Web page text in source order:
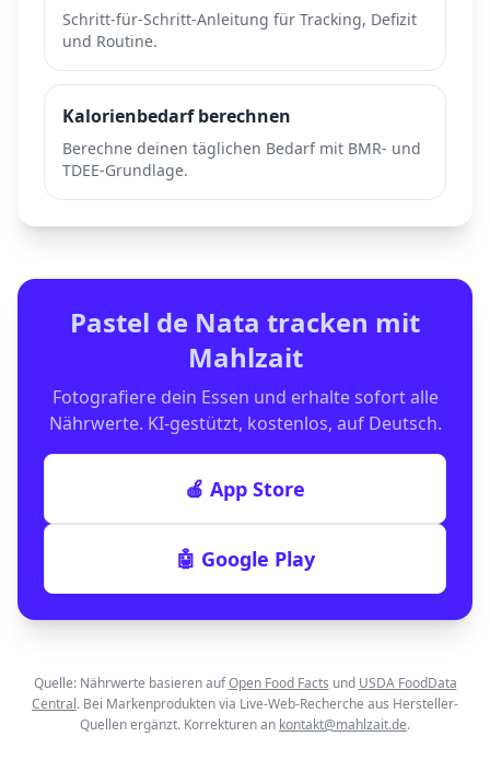
Schritt-für-Schritt-Anleitung für Tracking, Defizit
und Routine.
Kalorienbedarf berechnen
Berechne deinen täglichen Bedarf mit BMR- und
TDEE-Grundlage.
Pastel de Nata tracken mit
Mahlzait
Fotografiere dein Essen und erhalte sofort alle
Nährwerte. KI-gestützt, kostenlos, auf Deutsch.
🍎 App Store
🤖 Google Play
Quelle: Nährwerte basieren auf Open Food Facts und USDA FoodData
Central. Bei Markenprodukten via Live-Web-Recherche aus Hersteller-
Quellen ergänzt. Korrekturen an kontakt@mahlzait.de.